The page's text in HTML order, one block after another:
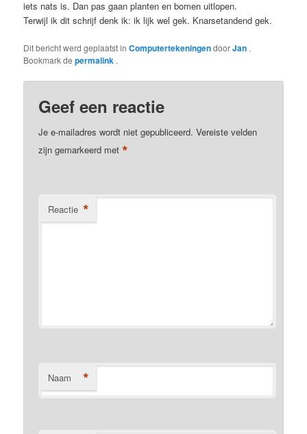
iets nats is. Dan pas gaan planten en bomen uitlopen.
Terwijl ik dit schrijf denk ik: ik lijk wel gek. Knarsetandend gek.
Dit bericht werd geplaatst inComputertekeningendoorJan .
Bookmark depermalink .
Geef een reactie
Je e-mailadres wordt niet gepubliceerd. Vereiste velden
zijn gemarkeerd met*
Reactie *
Naam *